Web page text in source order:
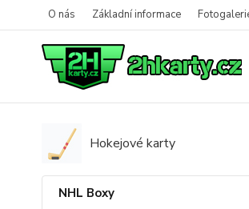
O nás Základní informace
Hokejové karty
NHL Boxy